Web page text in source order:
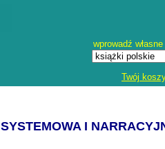
wprowadź
Twój
SYSTEMOWA I